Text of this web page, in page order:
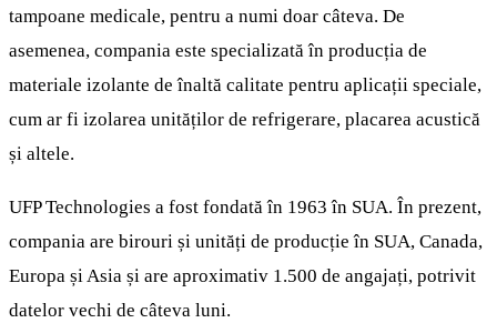
tampoane medicale, pentru a numi doar câteva. De
asemenea, compania este specializată în producția de
materiale izolante de înaltă calitate pentru aplicații speciale,
cum ar fi izolarea unităților de refrigerare, placarea acustică
și altele.
UFP Technologies a fost fondată în 1963 în SUA. În prezent,
compania are birouri și unități de producție în SUA, Canada,
Europa și Asia și are aproximativ 1.500 de angajați, potrivit
datelor vechi de câteva luni.